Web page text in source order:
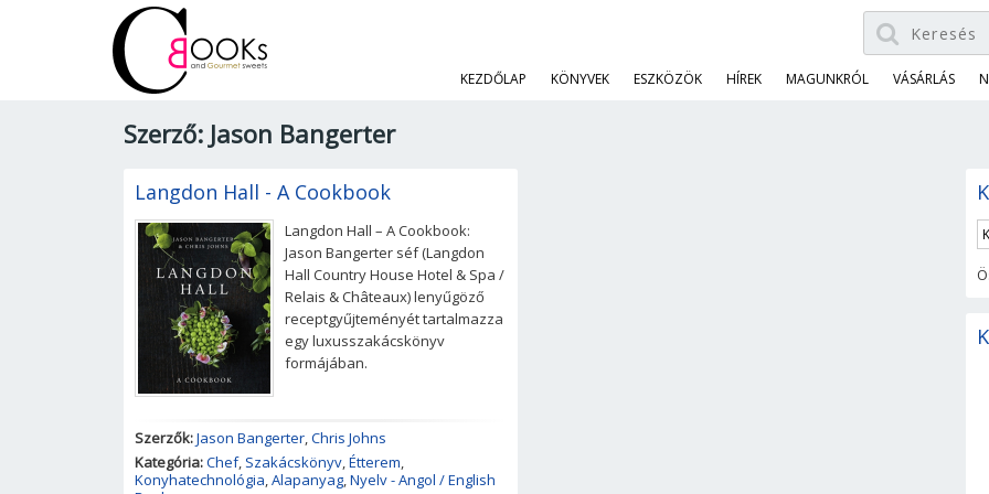
KEZDŐLAP KÖNYVEK ESZKÖZÖK HÍREK MAGUNKRÓL VÁSÁRLÁS
Szerző: Jason Bangerter
Langdon Hall - A Cookbook
Langdon Hall – A Cookbook:
Jason Bangerter séf (Langdon
Hall Country House Hotel & Spa /
Relais & Châteaux) lenyűgöző
receptgyűjteményét tartalmazza
egy luxusszakácskönyv
formájában.
Szerzők:Jason Bangerter,Chris Johns
Kategória:Chef, Szakácskönyv,Étterem,
Konyhatechnológia,Alapanyag,Nyelv - Angol / English